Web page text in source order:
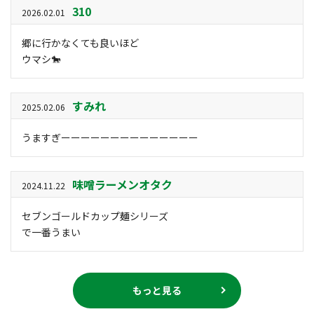
2026.02.01 310
郷に行かなくても良いほど
ウマシ🐎
2025.02.06 すみれ
うますぎーーーーーーーーーーーーーー
2024.11.22 味噌ラーメンオタク
セブンゴールドカップ麺シリーズ
で一番うまい
もっと見る